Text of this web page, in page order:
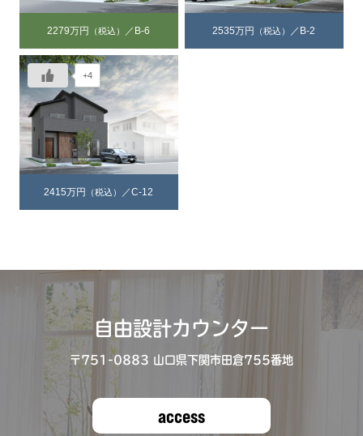
2279万円 （税込） ／B-6 2535万円 （税込） ／B-2
2415万円 （税込） ／C-12
+4
自由設計カウンター
〒751-0883 ⼭⼝県下関市⽥倉755番地
access